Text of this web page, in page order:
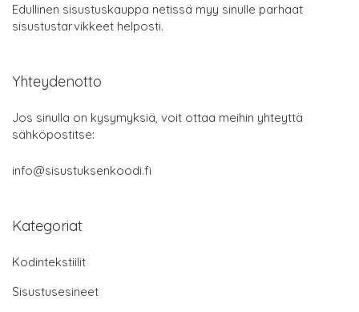
Edullinen sisustuskauppa netissä myy sinulle parhaat
sisustustarvikkeet helposti.
Yhteydenotto
Jos sinulla on kysymyksiä, voit ottaa meihin yhteyttä
sähköpostitse:
info@sisustuksenkoodi.fi
Kategoriat
Kodintekstiilit
Sisustusesineet